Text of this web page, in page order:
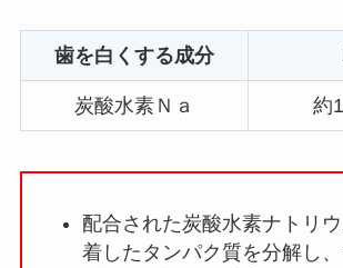
歯を白くする成分
炭酸水素Ｎａ 約
配合された炭酸水素ナトリ
着したタンパク質を分解し